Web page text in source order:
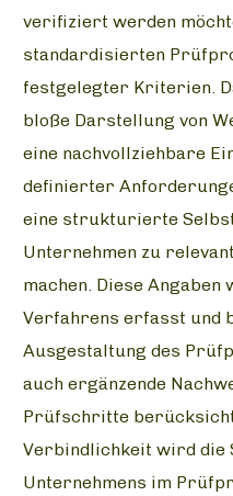
verifiziert werden
standardisierten
festgelegter Kriterien.
bloße Darstellung von
eine nachvollziehbare
definierter
eine strukturierte
Unternehmen zu
machen. Diese Angaben
Verfahrens erfasst und
Ausgestaltung des
auch ergänzende
Prüfschritte
Verbindlichkeit wird die
Unternehmens im